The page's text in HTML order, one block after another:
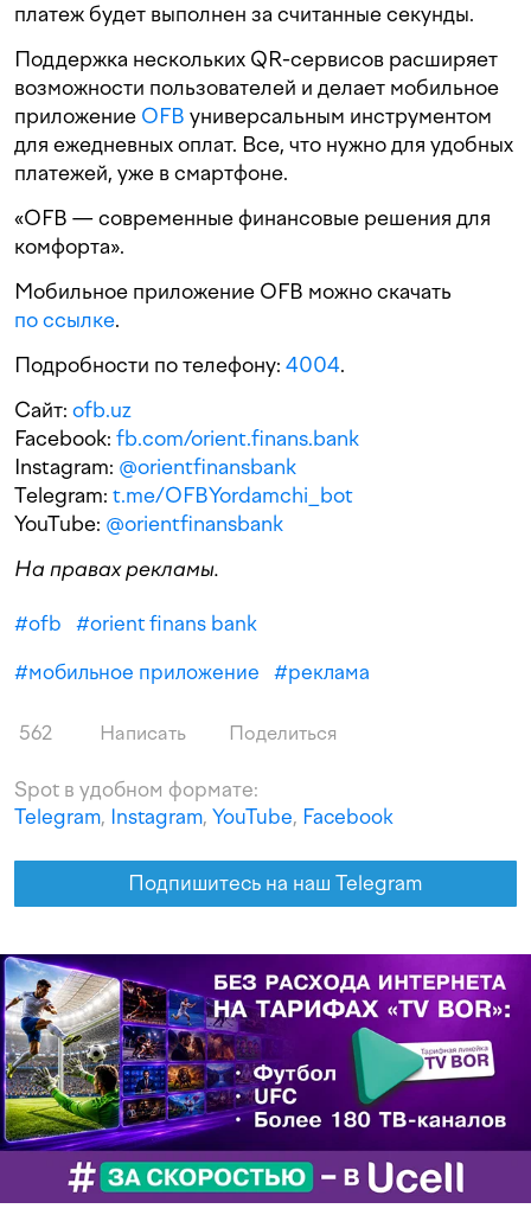
платеж будет выполнен за считанные секунды.
Поддержка нескольких QR-сервисов расширяет
возможности пользователей и делает мобильное
приложение OFB универсальным инструментом
для ежедневных оплат. Все, что нужно для удобных
платежей, уже в смартфоне.
«OFB — современные финансовые решения для
комфорта».
Мобильное приложение OFB можно скачать
по ссылке.
Подробности по телефону: 4004.
Сайт: ofb.uz
Facebook: fb.com/orient.finans.bank
Instagram: @orientfinansbank
Telegram: t.me/OFBYordamchi_bot
YouTube: @orientfinansbank
На правах рекламы.
#ofb #orient finans bank
#мобильное приложение #реклама
562 Написать Поделиться
Spot в удобном формате:
Telegram, Instagram, YouTube, Facebook
Подпишитесь на наш Telegram